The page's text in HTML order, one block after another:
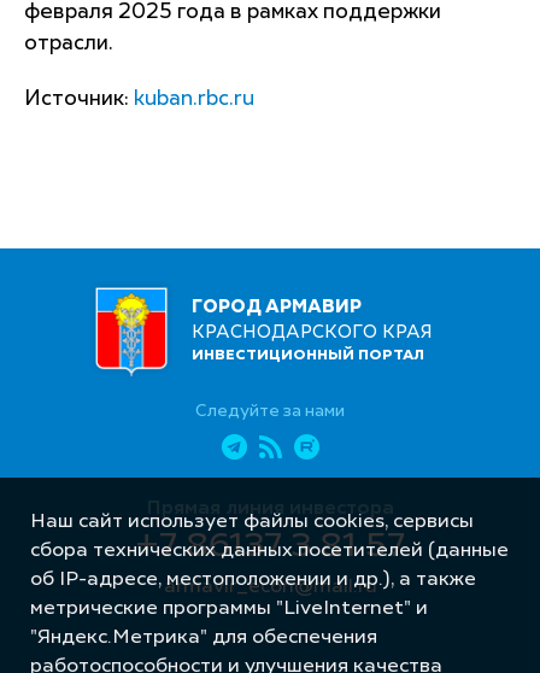
февраля 2025 года в рамках поддержки
отрасли.
Источник: kuban.rbc.ru
ГОРОД АРМАВИР
КРАСНОДАРСКОГО КРАЯ
ИНВЕСТИЦИОННЫЙ ПОРТАЛ
Следуйте за нами
Прямая линия инвестора
+7 86137 3 81 57
armavir_econ@mail.ru
Наш сайт использует файлы cookies, сервисы
сбора технических данных посетителей (данные
об IP-адресе, местоположении и др.), а также
метрические программы "LiveInternet" и
"Яндекс.Метрика" для обеспечения
работоспособности и улучшения качества